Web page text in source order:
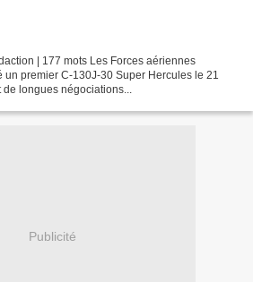
| 177 mots Les Forces aériennes
premier C-130J-30 Super Hercules le 21
longues négociations...
Publicité